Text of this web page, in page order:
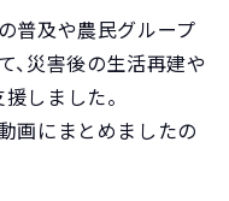
普及や農民グループ
、災害後の生活再建や
しました。
画にまとめましたの